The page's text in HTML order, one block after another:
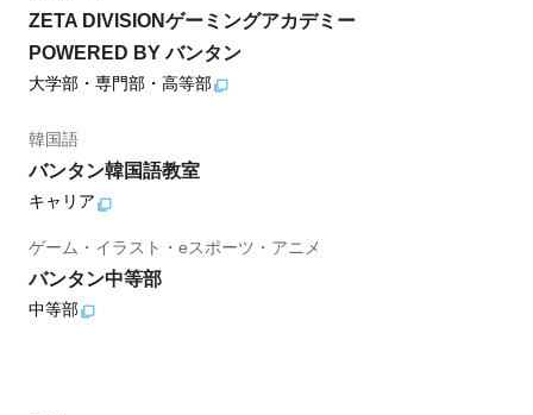
ZETA DIVISIONゲーミングアカデミー
POWERED BY バンタン
大学部・専門部・高等部
韓国語
バンタン韓国語教室
キャリア
ゲーム・イラスト・eスポーツ・アニメ
バンタン中等部
中等部